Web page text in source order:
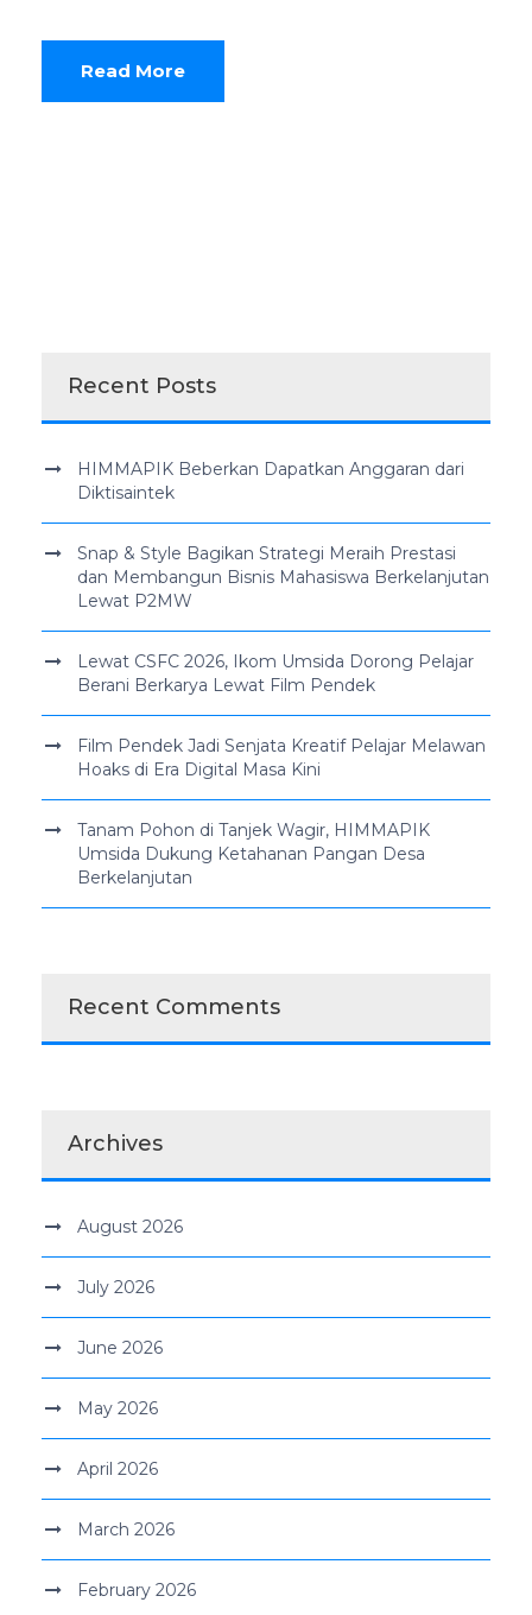
Read More
Recent Posts
HIMMAPIK Beberkan Dapatkan Anggaran dari
Diktisaintek
Snap & Style Bagikan Strategi Meraih Prestasi
dan Membangun Bisnis Mahasiswa Berkelanjutan
Lewat P2MW
Lewat CSFC 2026, Ikom Umsida Dorong Pelajar
Berani Berkarya Lewat Film Pendek
Film Pendek Jadi Senjata Kreatif Pelajar Melawan
Hoaks di Era Digital Masa Kini
Tanam Pohon di Tanjek Wagir, HIMMAPIK
Umsida Dukung Ketahanan Pangan Desa
Berkelanjutan
Recent Comments
Archives
August 2026
July 2026
June 2026
May 2026
April 2026
March 2026
February 2026